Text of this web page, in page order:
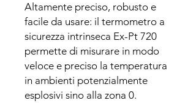
Altamente preciso, robusto e
facile da usare: il termometro a
sicurezza intrinseca Ex-Pt 720
permette di misurare in modo
veloce e preciso la temperatura
in ambienti potenzialmente
esplosivi sino alla zona 0.